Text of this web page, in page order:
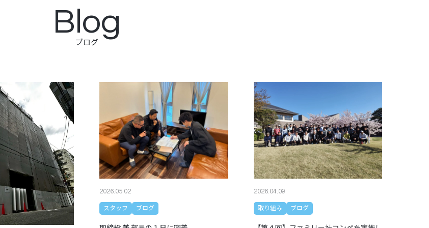
ブログ
Blog
2026.05.02
スタッフ ブログ
2026.04.09
取り組み ブログ